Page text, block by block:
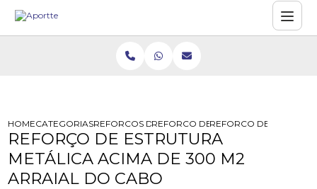
HOMECATEGORIASREFORCOS DE ESTRUTURA
REFORCO DE LAJE COM PERFIL
REFORCO DE
REFORÇO DE ESTRUTURA
METÁLICA ACIMA DE 300 M2
ARRAIAL DO CABO